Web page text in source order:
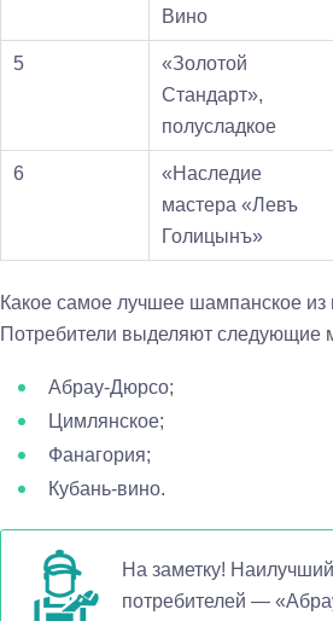
Вино
5
«Золотой
Стандарт»,
полусладкое
6
«Наследие
мастера «Левъ
Голицынъ»
Какое самое лучшее шампанское из
Потребители выделяют следующие
Абрау-Дюрсо;
Цимлянское;
Фанагория;
Кубань-вино.
На заметку!
потребителей —